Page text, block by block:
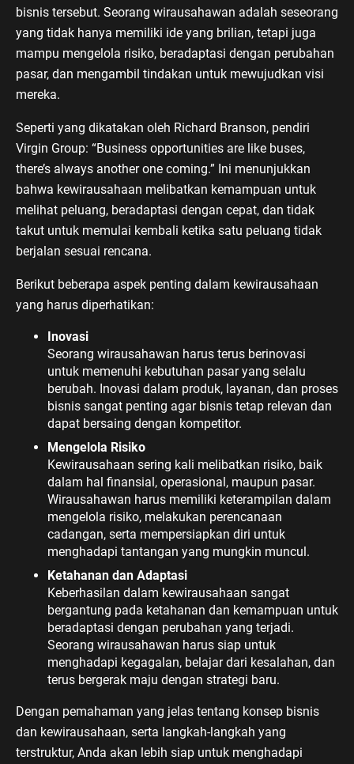
bisnis tersebut. Seorang wirausahawan adalah seseorang
yang tidak hanya memiliki ide yang brilian, tetapi juga
mampu mengelola risiko, beradaptasi dengan perubahan
pasar, dan mengambil tindakan untuk mewujudkan visi
mereka.
Seperti yang dikatakan oleh Richard Branson, pendiri
Virgin Group: “Business opportunities are like buses,
there’s always another one coming.” Ini menunjukkan
bahwa kewirausahaan melibatkan kemampuan untuk
melihat peluang, beradaptasi dengan cepat, dan tidak
takut untuk memulai kembali ketika satu peluang tidak
berjalan sesuai rencana.
Berikut beberapa aspek penting dalam kewirausahaan
yang harus diperhatikan:
Inovasi
Seorang wirausahawan harus terus berinovasi
untuk memenuhi kebutuhan pasar yang selalu
berubah. Inovasi dalam produk, layanan, dan proses
bisnis sangat penting agar bisnis tetap relevan dan
dapat bersaing dengan kompetitor.
Mengelola Risiko
Kewirausahaan sering kali melibatkan risiko, baik
dalam hal finansial, operasional, maupun pasar.
Wirausahawan harus memiliki keterampilan dalam
mengelola risiko, melakukan perencanaan
cadangan, serta mempersiapkan diri untuk
menghadapi tantangan yang mungkin muncul.
Ketahanan dan Adaptasi
Keberhasilan dalam kewirausahaan sangat
bergantung pada ketahanan dan kemampuan untuk
beradaptasi dengan perubahan yang terjadi.
Seorang wirausahawan harus siap untuk
menghadapi kegagalan, belajar dari kesalahan, dan
terus bergerak maju dengan strategi baru.
Dengan pemahaman yang jelas tentang konsep bisnis
dan kewirausahaan, serta langkah-langkah yang
terstruktur, Anda akan lebih siap untuk menghadapi